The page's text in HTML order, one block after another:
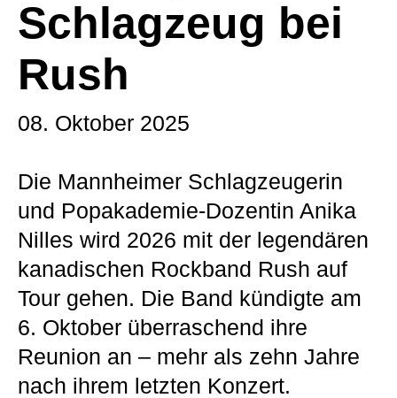
Schlagzeug bei
Rush
08. Oktober 2025
Die Mannheimer Schlagzeugerin
und Popakademie-Dozentin Anika
Nilles wird 2026 mit der legendären
kanadischen Rockband Rush auf
Tour gehen. Die Band kündigte am
6. Oktober überraschend ihre
Reunion an – mehr als zehn Jahre
nach ihrem letzten Konzert.